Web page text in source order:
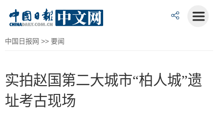
中国日报网 >> 要闻
实拍赵国第二大城市“柏人城”遗
址考古现场